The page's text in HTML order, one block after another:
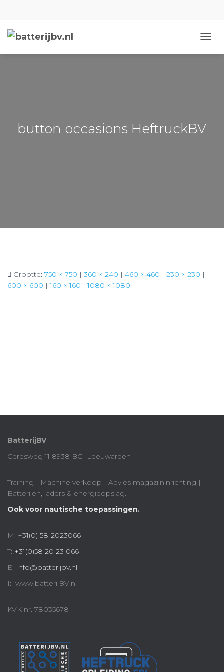
button occasions HeftruckBV
Grootte: 750 × 750 | 360 × 240 | 460 × 460 | 230 × 230 |
600 × 600 | 160 × 160 | 1080 × 1080
BatterijBV
Ceresweg 11 8938 BG Leeuwarden
Training | Machine verkoop | Advies magazijninrichting |
Batterijen, laders & energieopslag.
Ook voor nautische toepassingen.
M: +31(0) 58-2023066
T: +31(0)58 20 23 066
E: Info@batterijbv.nl
I: www.batterijBV.nl
KVK nr. 78035678